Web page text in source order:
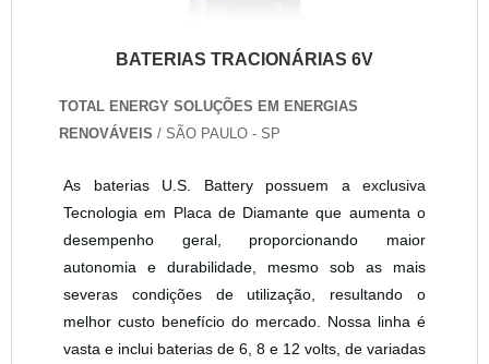
BATERIAS TRACIONÁRIAS 6V
TOTAL ENERGY SOLUÇÕES EM ENERGIAS
RENOVÁVEIS / SÃO PAULO - SP
As baterias U.S. Battery possuem a exclusiva
Tecnologia em Placa de Diamante que aumenta o
desempenho geral, proporcionando maior
autonomia e durabilidade, mesmo sob as mais
severas condições de utilização, resultando o
melhor custo benefício do mercado. Nossa linha é
vasta e inclui baterias de 6, 8 e 12 volts, de variadas